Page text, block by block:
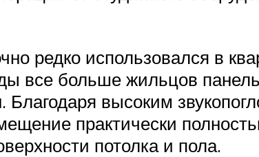
редко использовался в
все больше жильцов
Благодаря высоким
практически
потолка и пола.